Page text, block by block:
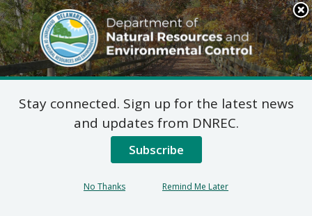
Search
This
Site
DNREC Menu
Permiso de
Distribución y
Marketing – Solicitud de
Stay connected. Sign up for the latest news
and updates from DNREC.
Subscribe
No Thanks Remind Me Later